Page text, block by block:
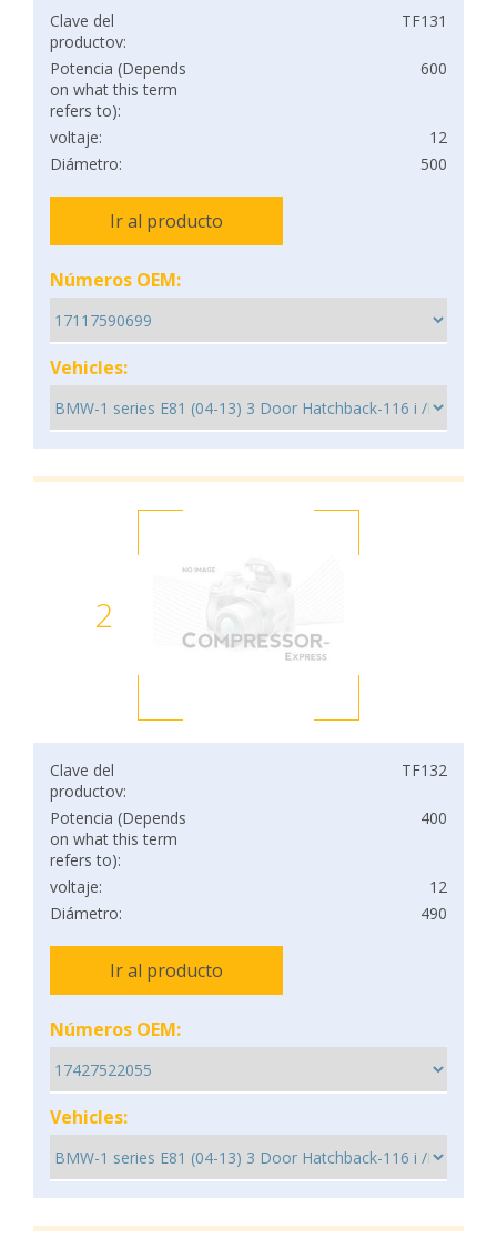
Clave del
productov:
TF131
Potencia (Depends
on what this term
refers to):
600
voltaje:
12
Diámetro:
500
Ir al producto
Números OEM:
Vehicles:
2
Clave del
productov:
TF132
Potencia (Depends
on what this term
refers to):
400
voltaje:
12
Diámetro:
490
Ir al producto
Números OEM:
Vehicles: